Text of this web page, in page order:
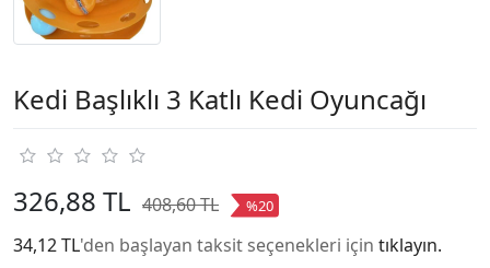
Kedi Başlıklı 3 Katlı Kedi Oyuncağı
326,88 TL 408,60 TL %20
34,12 TL'den başlayan taksit seçenekleri için tıklayın.